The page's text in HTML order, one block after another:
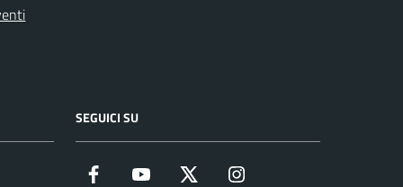
SEGUICI SU
Facebook YouTube Twitter